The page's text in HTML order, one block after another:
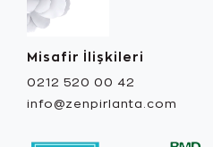
Misafir İlişkileri
0212 520 00 42
info@zenpirlanta.com